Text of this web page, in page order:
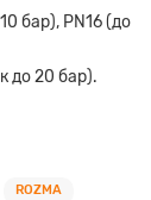
бар), PN16 (до
до 20 бар).
ROZMA